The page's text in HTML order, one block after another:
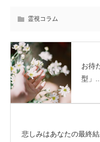
霊視コラム
お待
型」...
悲しみはあなたの最終